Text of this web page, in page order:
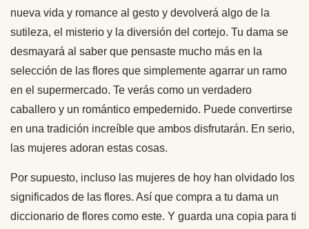
nueva vida y romance al gesto y devolverá algo de la
sutileza, el misterio y la diversión del cortejo. Tu dama se
desmayará al saber que pensaste mucho más en la
selección de las flores que simplemente agarrar un ramo
en el supermercado. Te verás como un verdadero
caballero y un romántico empedernido. Puede convertirse
en una tradición increíble que ambos disfrutarán. En serio,
las mujeres adoran estas cosas.
Por supuesto, incluso las mujeres de hoy han olvidado los
significados de las flores. Así que compra a tu dama un
diccionario de flores como este. Y guarda una copia para ti